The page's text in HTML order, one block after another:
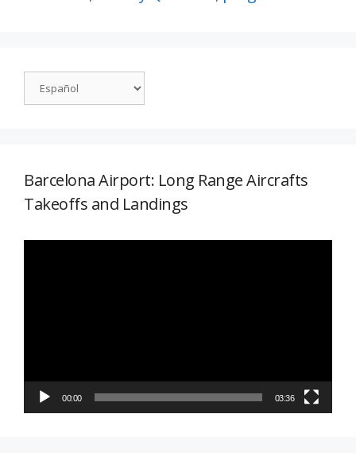
Barcelona Airport: Long Range Aircrafts
Takeoffs and Landings
00:00 03:36